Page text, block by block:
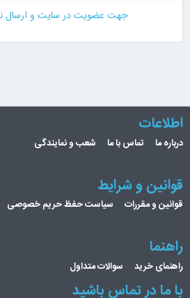
جهت عضویت در سایت و ارسال
اطلاعات
درباره ما تماس با ما شعب و نمایندگی
قوانین و شرایط
قوانین و مقررات سیاست حفظ حریم خصوصی
راهنما
راهنمای خرید سوالات متداول
با ما در تماس باشید